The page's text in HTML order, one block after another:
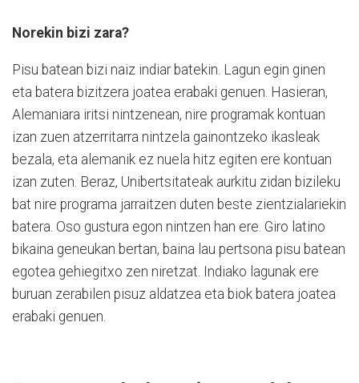
Norekin bizi zara?
Pisu batean bizi naiz indiar batekin. Lagun egin ginen
eta batera bizitzera joatea erabaki genuen. Hasieran,
Alemaniara iritsi nintzenean, nire programak kontuan
izan zuen atzerritarra nintzela gainontzeko ikasleak
bezala, eta alemanik ez nuela hitz egiten ere kontuan
izan zuten. Beraz, Unibertsitateak aurkitu zidan bizileku
bat nire programa jarraitzen duten beste zientzialariekin
batera. Oso gustura egon nintzen han ere. Giro latino
bikaina geneukan bertan, baina lau pertsona pisu batean
egotea gehiegitxo zen niretzat. Indiako lagunak ere
buruan zerabilen pisuz aldatzea eta biok batera joatea
erabaki genuen.